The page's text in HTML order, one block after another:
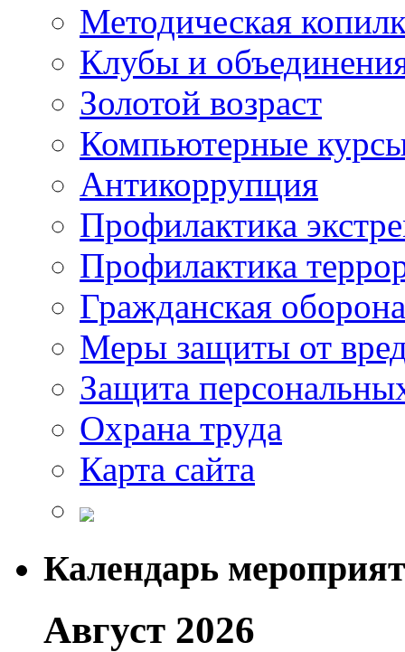
Методическая
Клубы и
Золотой возраст
Компьютерные
Антикоррупция
Профилактика
Профилактика
Гражданская оборона
Меры защиты от
Защита
Охрана труда
Карта сайта
Календарь
Август 2026